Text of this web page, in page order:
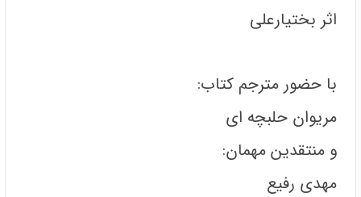
اثر بختیارعلی
با حضور مترجم کتاب:
مریوان حلبچه ای
و منتقدین مهمان:
مهدی رفیع